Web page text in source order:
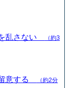
乱さない
（約3
意する
（約2分